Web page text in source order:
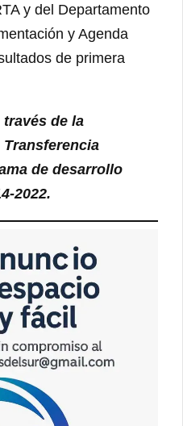
y del Departamento
y Agenda
de primera
de la
Transferencia
de desarrollo
2022.